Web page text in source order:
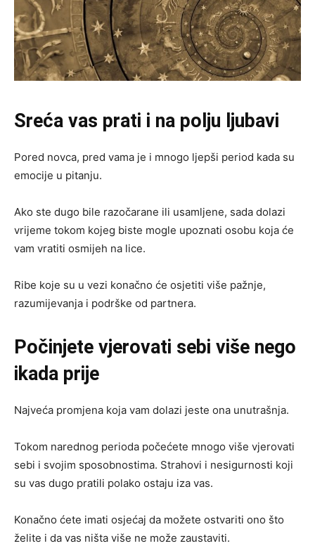
Sreća vas prati i na polju ljubavi
Pored novca, pred vama je i mnogo ljepši period kada su
emocije u pitanju.
Ako ste dugo bile razočarane ili usamljene, sada dolazi
vrijeme tokom kojeg biste mogle upoznati osobu koja će
vam vratiti osmijeh na lice.
Ribe koje su u vezi konačno će osjetiti više pažnje,
razumijevanja i podrške od partnera.
Počinjete vjerovati sebi više nego
ikada prije
Najveća promjena koja vam dolazi jeste ona unutrašnja.
Tokom narednog perioda počećete mnogo više vjerovati
sebi i svojim sposobnostima. Strahovi i nesigurnosti koji
su vas dugo pratili polako ostaju iza vas.
Konačno ćete imati osjećaj da možete ostvariti ono što
želite i da vas ništa više ne može zaustaviti.